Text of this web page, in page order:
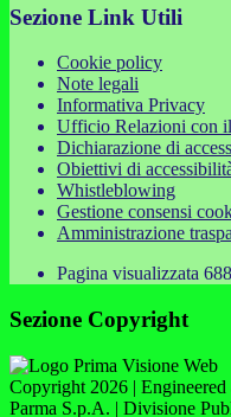
Sezione Link Utili
Cookie policy
Note legali
Informativa Privacy
Ufficio Relazioni con
Dichiarazione di
Obiettivi di
Whistleblowing
Gestione consensi
Amministrazione
Pagina visualizzata
Sezione Copyright
Copyright 2026 |
Parma S.p.A. | Divisione